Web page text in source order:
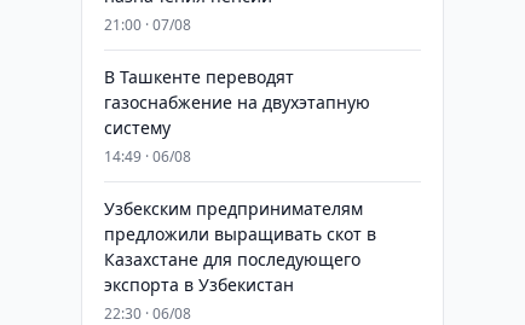
21:00 · 07/08
В Ташкенте переводят
газоснабжение на двухэтапную
систему
14:49 · 06/08
Узбекским предпринимателям
предложили выращивать скот в
Казахстане для последующего
экспорта в Узбекистан
22:30 · 06/08